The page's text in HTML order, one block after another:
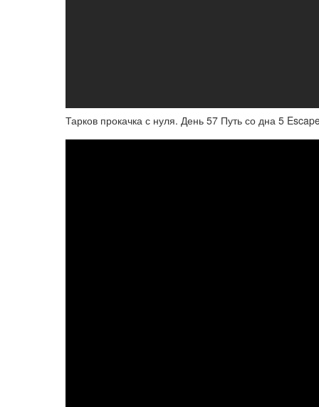
Тарков прокачка с нуля. День 57 Путь со дна 5